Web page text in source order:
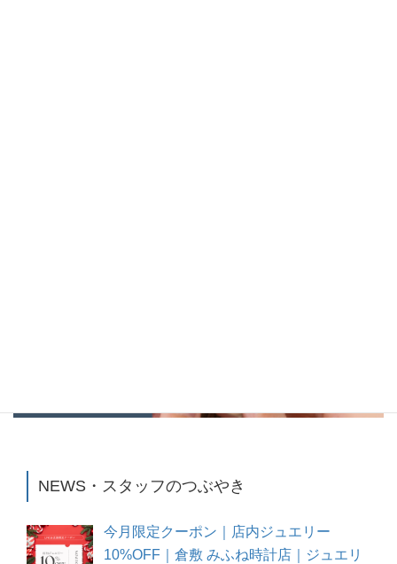
NEWS・スタッフのつぶやき
今月限定クーポン｜店内ジュエリー
10%OFF｜倉敷 みふね時計店｜ジュエリ